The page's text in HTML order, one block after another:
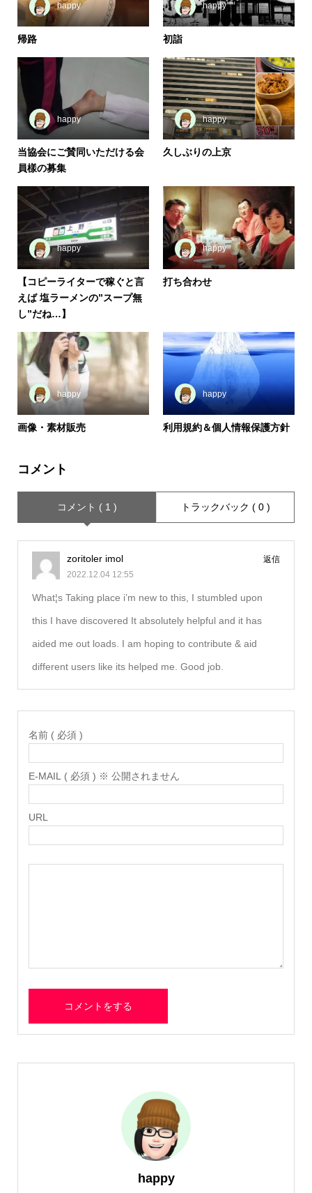
happy
帰路
happy
初詣
happy
当協会にご賛同いただける会
員樣の募集
happy
久しぶりの上京
happy
【コピーライターで稼ぐと言
えば 塩ラーメンの”スープ無
し”だね…】
happy
打ち合わせ
happy
画像・素材販売
happy
利用規約＆個人情報保護方針
コメント
コメント ( 1 ) トラックバック ( 0 )
zoritoler imol
2022.12.04 12:55
返信
What¦s Taking place i’m new to this, I stumbled upon
this I have discovered It absolutely helpful and it has
aided me out loads. I am hoping to contribute & aid
different users like its helped me. Good job.
名前 ( 必須 )
E-MAIL ( 必須 ) ※ 公開されません
URL
happy